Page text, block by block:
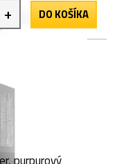
+ DO KOŠÍKA
purpurový